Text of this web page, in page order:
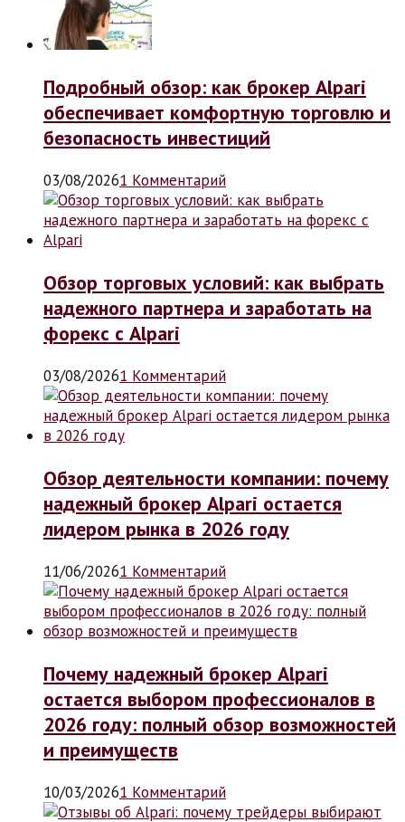
Подробный обзор: как брокер Alpari
обеспечивает комфортную торговлю и
безопасность инвестиций
03/08/20261 Комментарий
Обзор торговых условий: как выбрать
надежного партнера и заработать на
форекс с Alpari
03/08/20261 Комментарий
Обзор деятельности компании: почему
надежный брокер Alpari остается
лидером рынка в 2026 году
11/06/20261 Комментарий
Почему надежный брокер Alpari
остается выбором профессионалов в
2026 году: полный обзор возможностей
и преимуществ
10/03/20261 Комментарий